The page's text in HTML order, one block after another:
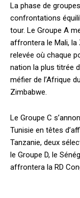
La phase de
confrontations
tour. Le Groupe A
affrontera le Mali, la
relevée où chaque
nation la plus titrée
méfier de l’Afrique
Zimbabwe.
Le Groupe C
Tunisie en têtes
Tanzanie, deux
le Groupe D, le
affrontera la RD